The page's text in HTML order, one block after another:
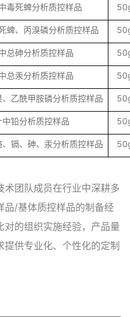
毒死蜱分析质控样品
蜱、丙溴磷分析质控样品
总砷分析质控样品
总汞分析质控样品
乙酰甲胺磷分析质控样品
中铅分析质控样品
镉、砷、汞分析质控样品
术团队成员在行业中深耕多
品/基体质控样品的制备经
的组织实施经验，产品量
供专业化、个性化的定制